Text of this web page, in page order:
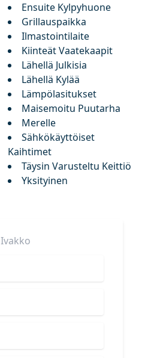
Ensuite Kylpyhuone
Grillauspaikka
Ilmastointilaite
Kiinteät Vaatekaapit
Lähellä Julkisia
Lähellä Kylää
Lämpölasitukset
Maisemoitu Puutarha
Merelle
Sähkökäyttöiset
Kaihtimet
Täysin Varusteltu Keittiö
Yksityinen
Ivakko